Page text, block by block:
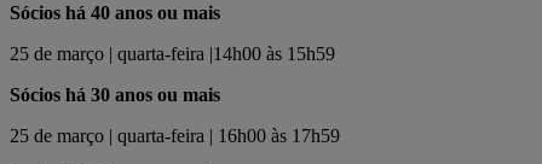
Sócios há 40 anos ou mais
25 de março | quarta-feira |14h00 às 15h59
Sócios há 30 anos ou mais
25 de março | quarta-feira | 16h00 às 17h59